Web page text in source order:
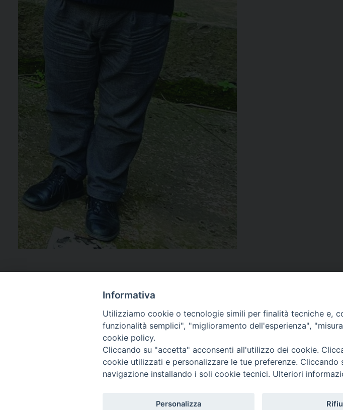
Informativa
Utilizziamo cookie o tecnologie simili per finalità tecniche e,
funzionalità semplici", "miglioramento dell'esperienza",
cookie policy.
Cliccando su "accetta" acconsenti all'utilizzo dei cookie.
cookie utilizzati e personalizzare le tue preferenze.
navigazione installando i soli cookie tecnici. Ulteriori
Personalizza